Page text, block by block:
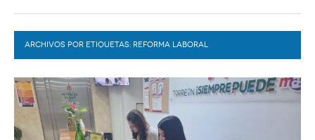
GÓMEZ PALACIO
LERDO
DURANGO
DEPORTES
EXA
EL EXACTO
GLOBO
COLABORADORES
PC29
ACTUALIDADES GREM
ARCHIVOS POR ETIQUETAS: REFORMA LABORAL